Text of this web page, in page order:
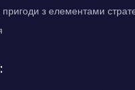
з елементами